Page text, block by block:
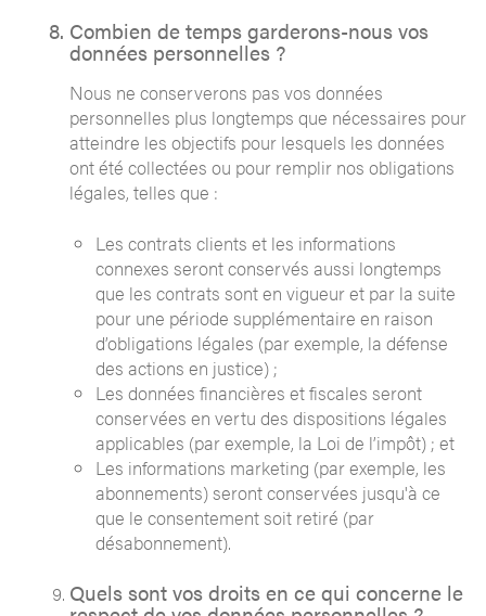
Combien de temps garderons-nous vos
données personnelles ?
Nous ne conserverons pas vos données
personnelles plus longtemps que nécessaires pour
atteindre les objectifs pour lesquels les données
ont été collectées ou pour remplir nos obligations
légales, telles que :
Les contrats clients et les informations
connexes seront conservés aussi longtemps
que les contrats sont en vigueur et par la suite
pour une période supplémentaire en raison
d’obligations légales (par exemple, la défense
des actions en justice) ;
Les données financières et fiscales seront
conservées en vertu des dispositions légales
applicables (par exemple, la Loi de l’impôt) ; et
Les informations marketing (par exemple, les
abonnements) seront conservées jusqu'à ce
que le consentement soit retiré (par
désabonnement).
Quels sont vos droits en ce qui concerne le